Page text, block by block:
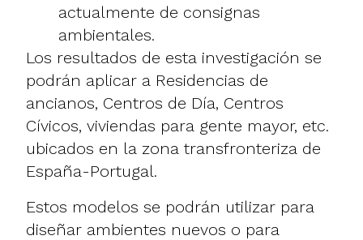
actualmente de consignas
ambientales.
Los resultados de esta investigación se
podrán aplicar a Residencias de
ancianos, Centros de Día, Centros
Cívicos, viviendas para gente mayor, etc.
ubicados en la zona transfronteriza de
España-Portugal.
Estos modelos se podrán utilizar para
diseñar ambientes nuevos o para